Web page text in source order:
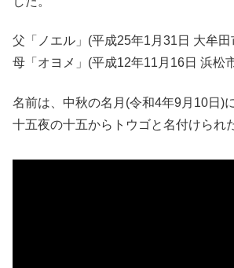
父「ノエル」(平成25年1月31日 大牟
母「オヨメ」(平成12年11月16日 浜松
名前は、中秋の名月(令和4年9月10日)
十五夜の十五からトウゴと名付けられ